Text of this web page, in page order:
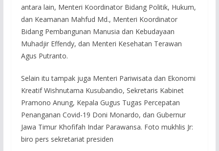
antara lain, Menteri Koordinator Bidang Politik, Hukum,
dan Keamanan Mahfud Md., Menteri Koordinator
Bidang Pembangunan Manusia dan Kebudayaan
Muhadjir Effendy, dan Menteri Kesehatan Terawan
Agus Putranto.
Selain itu tampak juga Menteri Pariwisata dan Ekonomi
Kreatif Wishnutama Kusubandio, Sekretaris Kabinet
Pramono Anung, Kepala Gugus Tugas Percepatan
Penanganan Covid-19 Doni Monardo, dan Gubernur
Jawa Timur Khofifah Indar Parawansa. Foto mukhlis Jr:
biro pers sekretariat presiden